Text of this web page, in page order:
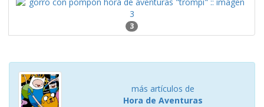
3
más artículos de
Hora de Aventuras